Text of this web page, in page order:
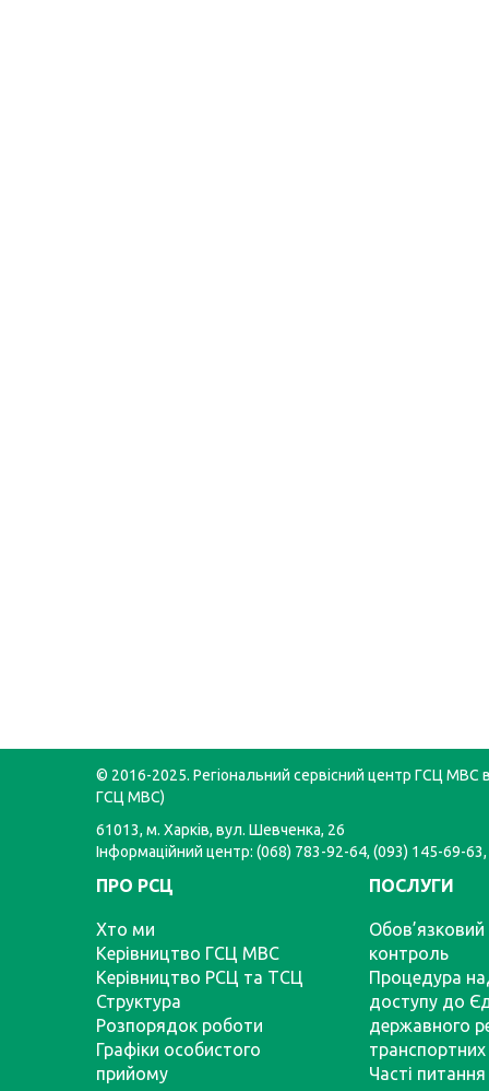
© 2016-2025. Регіональний сервісний центр ГСЦ МВС в
ГСЦ МВС)
61013, м. Харків, вул. Шевченка, 26
Інформаційний центр: (068) 783-92-64, (093) 145-69-
ПРО РСЦ
Хто ми
Керівництво ГСЦ МВС
Керівництво РСЦ та ТСЦ
Структура
Розпорядок роботи
Графіки особистого
прийому
ПОСЛУГИ
Обов’язковий
контроль
Процедура
доступу до
державного
транспортних
Часті питання